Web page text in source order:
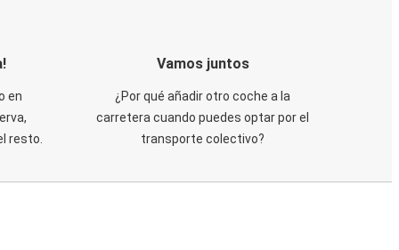
en
resto.
Vamos juntos
¿Por qué añadir otro coche a la
carretera cuando puedes optar por el
transporte colectivo?